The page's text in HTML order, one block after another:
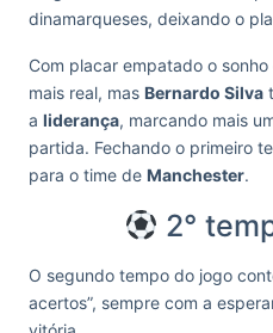
dinamarqueses, deixando o
Com placar empatado o
mais real, mas Bernardo Silva
a liderança, marcando mais
partida. Fechando o primeiro
para o time de Manchester.
2°
O segundo tempo do jogo
acertos”, sempre com a